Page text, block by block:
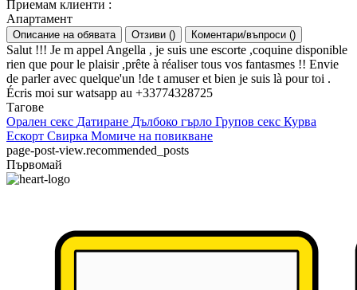
Приемам клиенти :
Апартамент
Описание на обявата Отзиви () Коментари/въпроси ()
Salut !!! Je m appel Angella , je suis une escorte ,coquine disponible
rien que pour le plaisir ,prête à réaliser tous vos fantasmes !! Envie
de parler avec quelque'un !de t amuser et bien je suis là pour toi .
Écris moi sur watsapp au +33774328725
Тагове
Орален секс Датиране Дълбоко гърло Групов секс Курва
Ескорт Свирка Момиче на повикване
page-post-view.recommended_posts
Първомай